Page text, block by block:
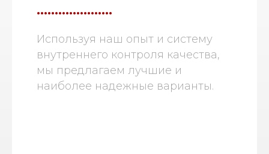
.....................
Используя наш опыт и систему
внутреннего контроля качества,
мы предлагаем лучшие и
наиболее надежные варианты.